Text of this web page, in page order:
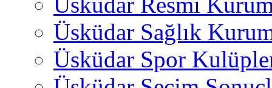
Üsküdar Sağlık
Üsküdar Spor